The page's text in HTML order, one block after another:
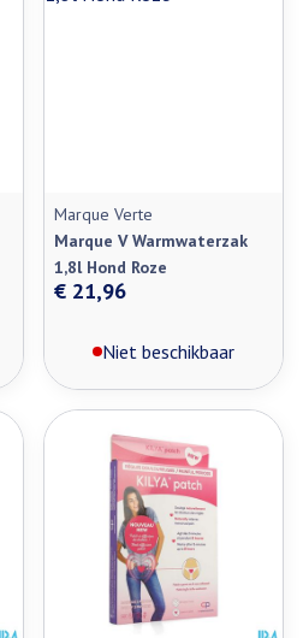
Marque Verte
Marque V Warmwaterzak
1,8l Hond Roze
€ 21,96
Niet beschikbaar